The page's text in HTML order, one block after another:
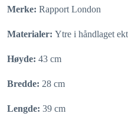
Merke: Rapport London
Materialer: Ytre i håndlaget
Høyde: 43 cm
Bredde: 28 cm
Lengde: 39 cm